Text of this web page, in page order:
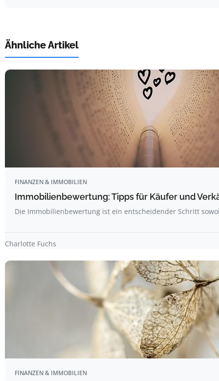
Ähnliche Artikel
FINANZEN & IMMOBILIEN
Immobilienbewertung: Tipps für Käufer und
Die Immobilienbewertung ist ein entscheidender Schritt
Charlotte Fuchs
FINANZEN & IMMOBILIEN